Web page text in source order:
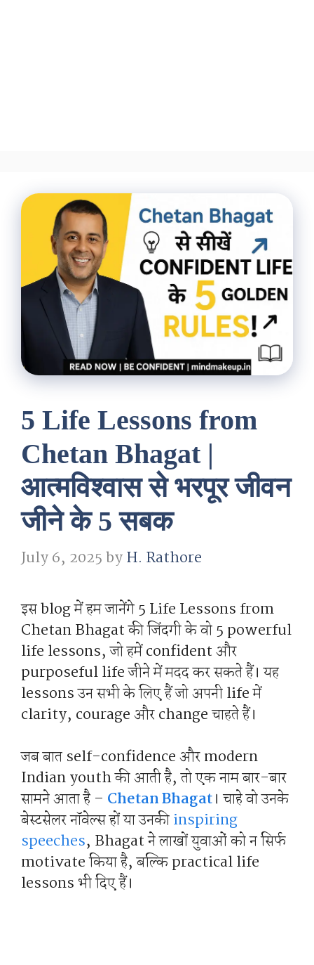
5 Life Lessons from
Chetan Bhagat |
आत्मविश्वास से भरपूर जीवन
जीने के 5 सबक
July 6, 2025byH. Rathore
इस blog में हम जानेंगे 5 Life Lessons from
Chetan Bhagat की जिंदगी के वो 5 powerful
life lessons, जो हमें confident और
purposeful life जीने में मदद कर सकते हैं। यह
lessons उन सभी के लिए हैं जो अपनी life में
clarity, courage और change चाहते हैं।
जब बात self-confidence और modern
Indian youth की आती है, तो एक नाम बार-बार
सामने आता है – Chetan Bhagat। चाहे वो उनके
बेस्टसेलर नॉवेल्स हों या उनकीinspiring
speeches, Bhagat ने लाखों युवाओं को न सिर्फ
motivate किया है, बल्कि practical life
lessons भी दिए हैं।